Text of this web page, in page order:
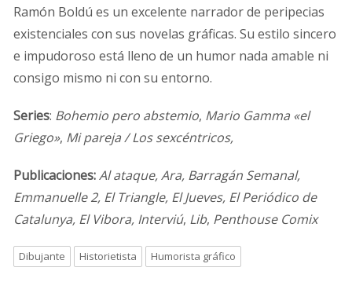
Ramón Boldú es un excelente narrador de peripecias
existenciales con sus novelas gráficas. Su estilo sincero
e impudoroso está lleno de un humor nada amable ni
consigo mismo ni con su entorno.
Series: Bohemio pero abstemio, Mario Gamma «el
Griego», Mi pareja / Los sexcéntricos,
Publicaciones:Al ataque, Ara, Barragán Semanal,
Emmanuelle 2, El Triangle, El Jueves, El Periódico de
Catalunya, El Vibora, Interviú, Lib, Penthouse Comix
Dibujante Historietista Humorista gráfico